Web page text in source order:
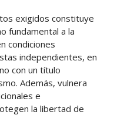
exigidos constituye
fundamental a la
condiciones
independientes, en
con un título
Además, vulnera
e
la libertad de